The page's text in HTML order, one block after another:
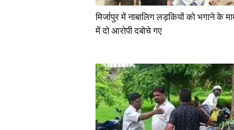
मिर्जापुर में नाबालिग लड़कियों को भगाने के
में दो आरोपी दबोचे गए